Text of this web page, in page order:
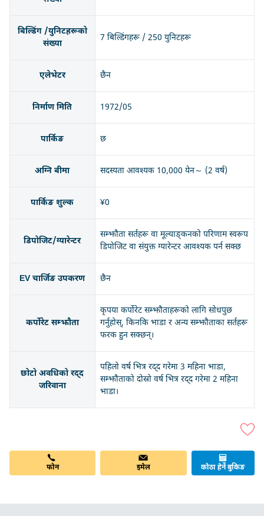
बिल्डिंग /युनिटहरूको
संख्या
7 बिल्डिंगहरू / 250 युनिटहरू
एलेभेटर छैन
निर्माण मिति 1972/05
पार्किङ छ
अग्नि बीमा सदस्यता आवश्यक 10,000 येन～ (2 वर्ष)
पार्किङ शुल्क ¥0
डिपोजिट/ग्यारेन्टर
सम्झौता सर्तहरू वा मूल्याङ्कनको परिणाम स्वरूप
डिपोजिट वा संयुक्त ग्यारेन्टर आवश्यक पर्न सक्छ
EV चार्जिङ उपकरण छैन
कर्पोरेट सम्झौता
कृपया कर्पोरेट सम्झौताहरूको लागि सोधपुछ
गर्नुहोस्, किनकि भाडा र अन्य सम्झौताका सर्तहरू
फरक हुन सक्छन्।
छोटो अवधिको रद्द
जरिवाना
पहिलो वर्ष भित्र रद्द गरेमा 3 महिना भाडा,
सम्झौताको दोस्रो वर्ष भित्र रद्द गरेमा 2 महिना
भाडा।
फोन इमेल कोठा हेर्ने बुकिङ